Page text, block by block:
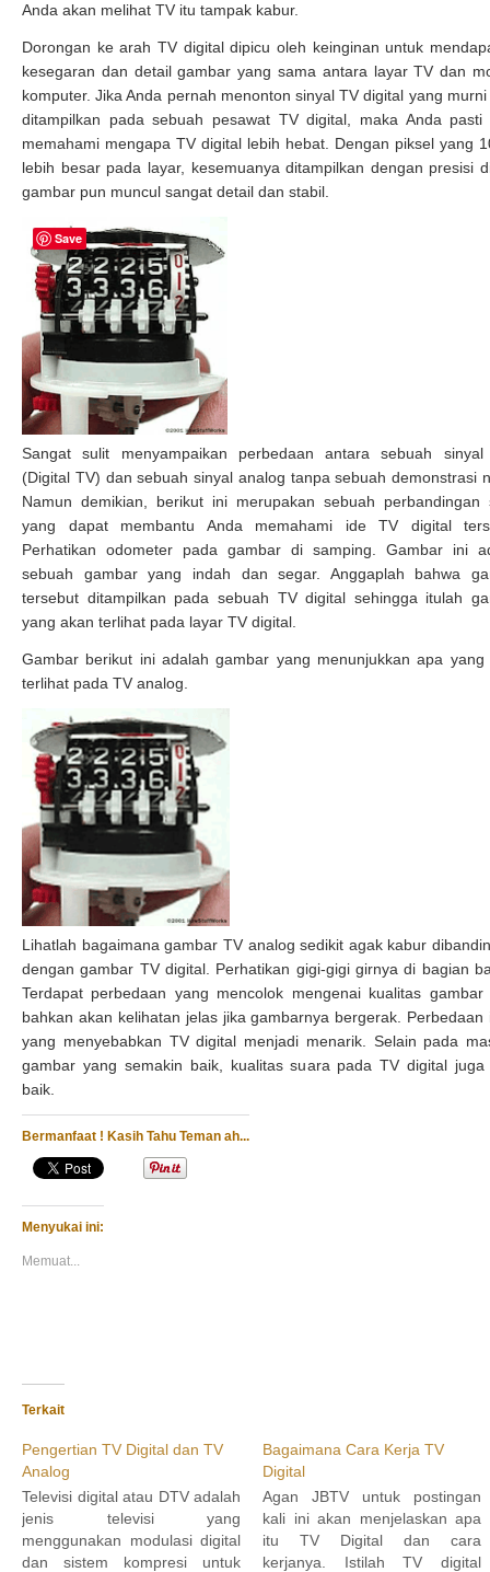
Anda akan melihat TV itu tampak kabur.
Dorongan ke arah TV digital dipicu oleh keinginan untuk
kesegaran dan detail gambar yang sama antara layar TV dan
komputer. Jika Anda pernah menonton sinyal TV digital yang
ditampilkan pada sebuah pesawat TV digital, maka Anda pasti
memahami mengapa TV digital lebih hebat. Dengan piksel yang
lebih besar pada layar, kesemuanya ditampilkan dengan presisi
gambar pun muncul sangat detail dan stabil.
Sangat sulit menyampaikan perbedaan antara sebuah sinyal
(Digital TV) dan sebuah sinyal analog tanpa sebuah demonstrasi
Namun demikian, berikut ini merupakan sebuah perbandingan
yang dapat membantu Anda memahami ide TV digital
Perhatikan odometer pada gambar di samping. Gambar ini
sebuah gambar yang indah dan segar. Anggaplah bahwa
tersebut ditampilkan pada sebuah TV digital sehingga itulah
yang akan terlihat pada layar TV digital.
Gambar berikut ini adalah gambar yang menunjukkan apa yang
terlihat pada TV analog.
Lihatlah bagaimana gambar TV analog sedikit agak kabur
dengan gambar TV digital. Perhatikan gigi-gigi girnya di bagian
Terdapat perbedaan yang mencolok mengenai kualitas gambar
bahkan akan kelihatan jelas jika gambarnya bergerak. Perbedaan
yang menyebabkan TV digital menjadi menarik. Selain pada
gambar yang semakin baik, kualitas suara pada TV digital juga
baik.
Bermanfaat ! Kasih Tahu Teman ah...
Menyukai ini:
Memuat...
Terkait
Pengertian TV Digital dan TV
Analog
Televisi digital atau DTV adalah
jenis televisi yang
menggunakan modulasi digital
dan sistem kompresi untuk
Bagaimana Cara Kerja TV
Digital
Agan JBTV untuk postingan
kali ini akan menjelaskan apa
itu TV Digital dan cara
kerjanya. Istilah TV digital
Save